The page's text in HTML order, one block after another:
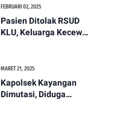
PENANTB
FEBRUARI 02, 2025
Pasien Ditolak RSUD
KLU, Keluarga Kecewa
MARET 21, 2025
Kapolsek Kayangan
Dimutasi, Diduga